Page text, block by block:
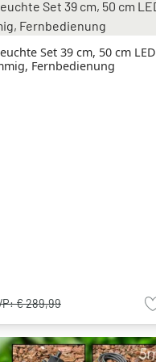
Set 39 cm, 50 cm LED
Fernbedienung
€ 289,99